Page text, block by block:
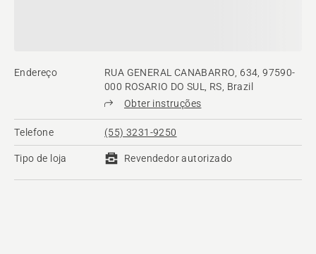
Endereço
RUA GENERAL CANABARRO, 634, 97590-
000 ROSARIO DO SUL, RS, Brazil
Obter instruções
Telefone (55) 3231-9250
Tipo de loja Revendedor autorizado